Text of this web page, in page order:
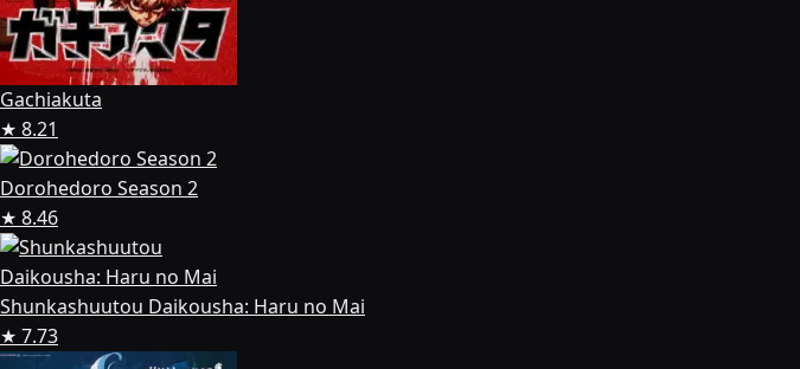
Gachiakuta
★ 8.21
Dorohedoro Season 2
★ 8.46
Shunkashuutou Daikousha: Haru no Mai
★ 7.73